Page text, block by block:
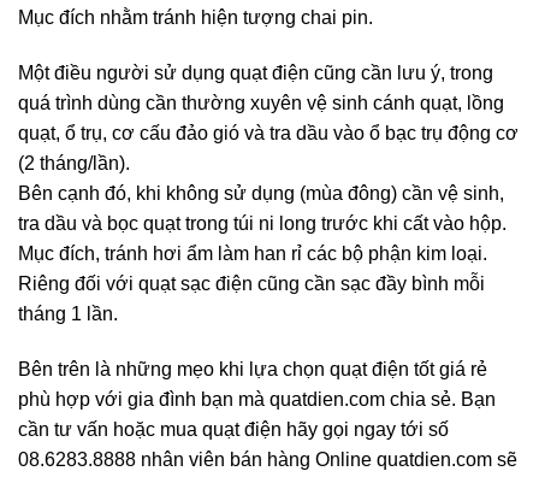
Mục đích nhằm tránh hiện tượng chai pin.
Một điều người sử dụng quạt điện cũng cần lưu ý, trong
quá trình dùng cần thường xuyên vệ sinh cánh quạt, lồng
quạt, ổ trụ, cơ cấu đảo gió và tra dầu vào ổ bạc trụ động cơ
(2 tháng/lần).
Bên cạnh đó, khi không sử dụng (mùa đông) cần vệ sinh,
tra dầu và bọc quạt trong túi ni long trước khi cất vào hộp.
Mục đích, tránh hơi ẩm làm han rỉ các bộ phận kim loại.
Riêng đối với quạt sạc điện cũng cần sạc đầy bình mỗi
tháng 1 lần.
Bên trên là những mẹo khi lựa chọn quạt điện tốt giá rẻ
phù hợp với gia đình bạn mà quatdien.com chia sẻ. Bạn
cần tư vấn hoặc mua quạt điện hãy gọi ngay tới số
08.6283.8888 nhân viên bán hàng Online quatdien.com sẽ